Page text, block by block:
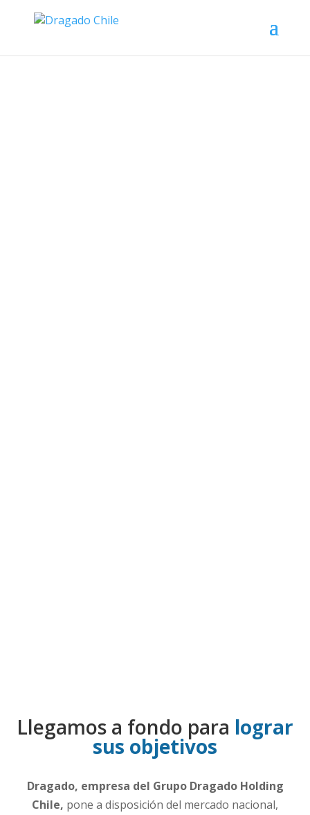
Llegamos a fondo para lograr
sus objetivos
Dragado, empresa del Grupo Dragado Holding
Chile, pone a disposición del mercado nacional,